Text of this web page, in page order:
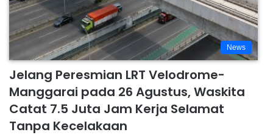
News
Jelang Peresmian LRT Velodrome-
Manggarai pada 26 Agustus, Waskita
Catat 7.5 Juta Jam Kerja Selamat
Tanpa Kecelakaan